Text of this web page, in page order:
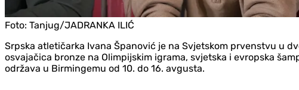
Foto: Tanjug/JADRANKA ILIĆ
Srpska atletičarka Ivana Španović je na Svjetskom prvenstvu u
osvajačica bronze na Olimpijskim igrama, svjetska i evropska
održava u Birmingemu od 10. do 16. avgusta.